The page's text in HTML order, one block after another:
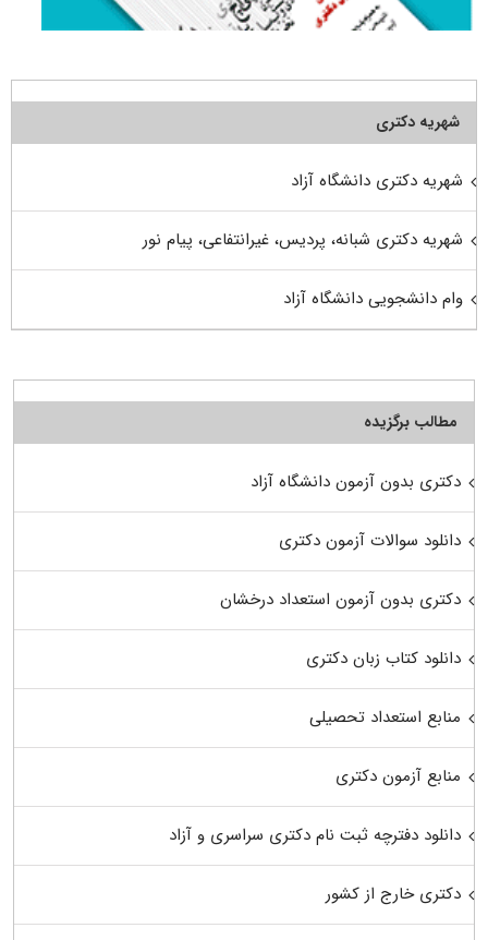
شهریه دکتری
شهریه دکتری دانشگاه آزاد
شهریه دکتری شبانه، پردیس، غیرانتفاعی، پیام نور
وام دانشجویی دانشگاه آزاد
مطالب برگزیده
دکتری بدون آزمون دانشگاه آزاد
دانلود سوالات آزمون دکتری
دکتری بدون آزمون استعداد درخشان
دانلود کتاب زبان دکتری
منابع استعداد تحصیلی
منابع آزمون دکتری
دانلود دفترچه ثبت نام دکتری سراسری و آزاد
دکتری خارج از کشور